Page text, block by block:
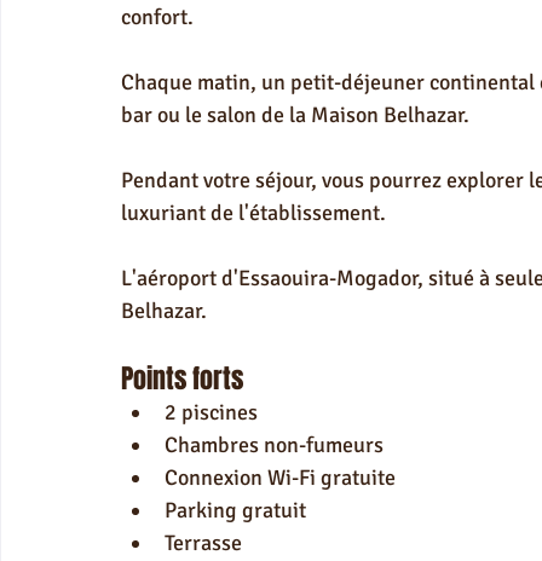
confort.
Chaque matin, un petit-déjeuner
bar ou le salon de la Maison Belhazar.
Pendant votre séjour, vous pourrez explorer
luxuriant de l'établissement.
L'aéroport d'Essaouira-Mogador, situé à
Belhazar.
Points forts
2 piscines
Chambres non-fumeurs
Connexion Wi-Fi gratuite
Parking gratuit
Terrasse